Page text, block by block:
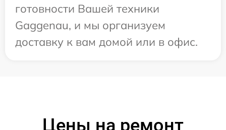
готовности Вашей техники
Gaggenau, и мы организуем
доставку к вам домой или в офис.
Цены на ремонт